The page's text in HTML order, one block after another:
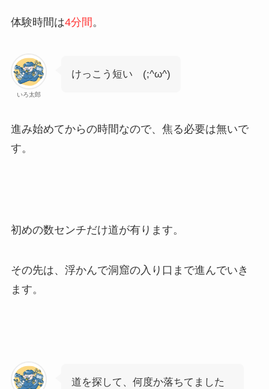
体験時間は4分間。
いろ太郎
けっこう短い (;^ω^)
進み始めてからの時間なので、焦る必要は無いで
す。
初めの数センチだけ道が有ります。
その先は、浮かんで洞窟の入り口まで進んでいき
ます。
道を探して、何度か落ちてました